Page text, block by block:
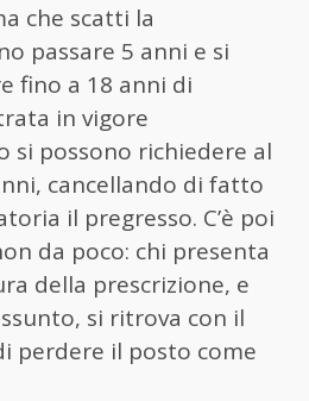
che scatti la
passare 5 anni e si
fino a 18 anni di
in vigore
si possono richiedere al
cancellando di fatto
il pregresso. C’è poi
da poco: chi presenta
della prescrizione, e
si ritrova con il
perdere il posto come